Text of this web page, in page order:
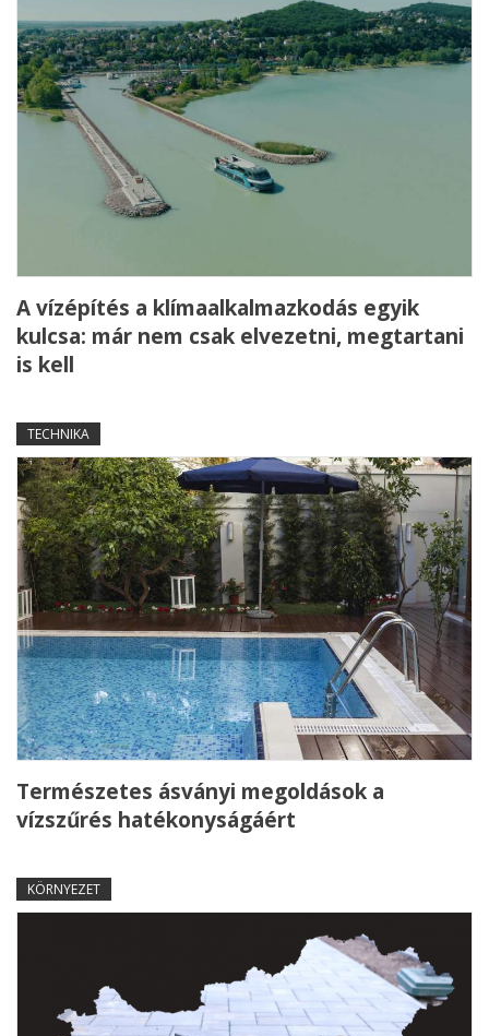
A vízépítés a klímaalkalmazkodás egyik
kulcsa: már nem csak elvezetni, megtartani
is kell
TECHNIKA
Természetes ásványi megoldások a
vízszűrés hatékonyságáért
KÖRNYEZET